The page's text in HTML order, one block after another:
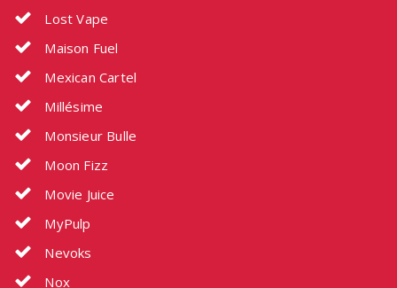
Lost Vape
Maison Fuel
Mexican Cartel
Millésime
Monsieur Bulle
Moon Fizz
Movie Juice
MyPulp
Nevoks
Nox